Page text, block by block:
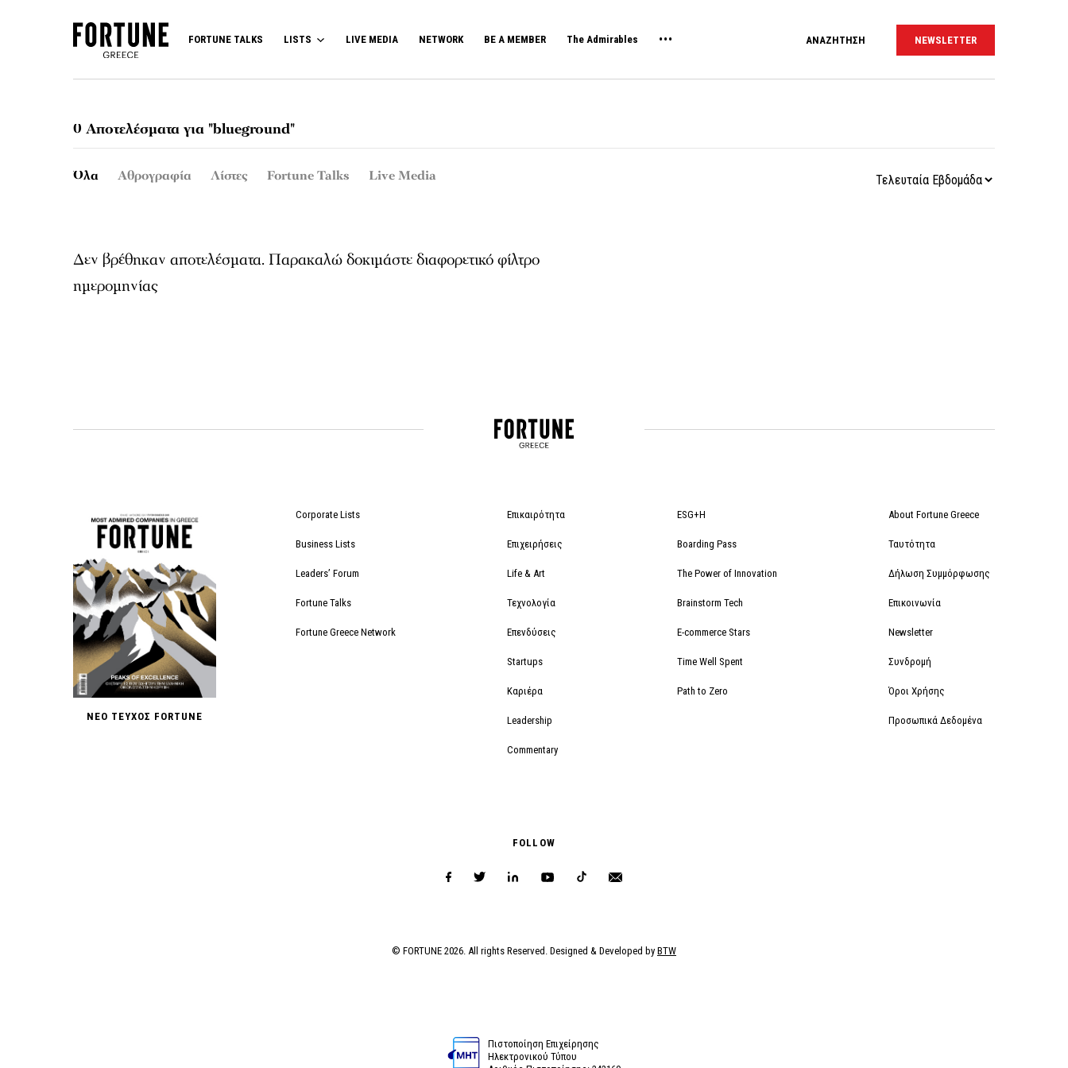
FORTUNE TALKS LISTS LIVE MEDIA NETWORK BE A MEMBER The Admirables ΑΝΑΖΗΤΗΣΗ NEWSLETTER
0 Αποτελέσματα για "blueground"
Όλα Αθρογραφία Λίστες Fortune Talks Live Media
Δεν βρέθηκαν αποτελέσματα. Παρακαλώ δοκιμάστε διαφορετικό φίλτρο
ημερομηνίας
ΝΕΟ ΤΕΥΧΟΣ FORTUNE
Corporate Lists
Business Lists
Leaders’ Forum
Fortune Talks
Fortune Greece Network
Επικαιρότητα
Επιχειρήσεις
Life & Art
Τεχνολογία
Επενδύσεις
Startups
Καριέρα
Leadership
Commentary
ESG+H
Boarding Pass
The Power of Innovation
Brainstorm Tech
E-commerce Stars
Time Well Spent
Path to Zero
About Fortune Greece
Ταυτότητα
Δήλωση Συμμόρφωσης
Επικοινωνία
Newsletter
Συνδρομή
Όροι Χρήσης
Προσωπικά Δεδομένα
FOLLOW
© FORTUNE 2026. All rights Reserved. Designed & Developed by BTW
Πιστοποίηση Επιχείρησης
Ηλεκτρονικού Τύπου